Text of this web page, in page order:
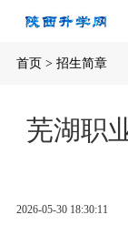
首页> 招生简章
芜湖职
2026-05-30 18:30:11